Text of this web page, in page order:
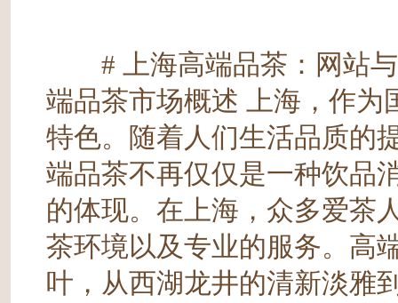
# 上海高端品茶：网站与
端品茶市场概述 上海，作为
特色。随着人们生活品质的
端品茶不再仅仅是一种饮品
的体现。在上海，众多爱茶
茶环境以及专业的服务。高
叶，从西湖龙井的清新淡雅